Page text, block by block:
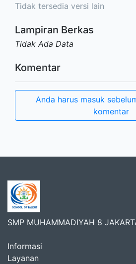
Tidak tersedia versi lain
Lampiran Berkas
Tidak Ada Data
Komentar
Anda harus masuk
komentar
SMP MUHAMMADIYAH 8
Informasi
Layanan